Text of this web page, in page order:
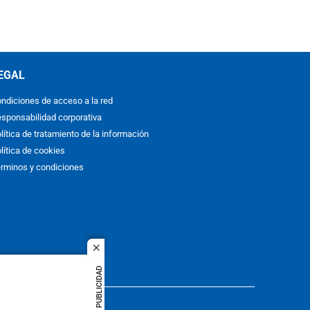
close
PUBLICIDAD
de acceso a la red
corporativa
de tratamiento de la información
de cookies
y condiciones